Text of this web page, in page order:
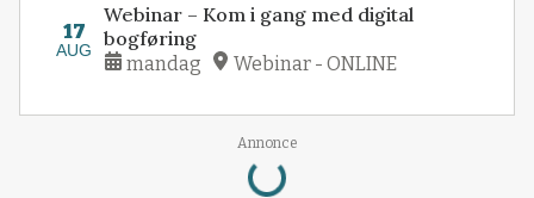
17
AUG
Webinar – Kom i gang med digital
bogføring
mandag Webinar - ONLINE
Annonce
Loading...